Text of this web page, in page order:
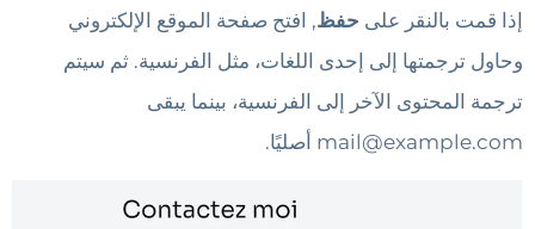
إذا قمت بالنقر على حفظ, افتح صفحة الموقع الإلكتروني
وحاول ترجمتها إلى إحدى اللغات، مثل الفرنسية. ثم سيتم
ترجمة المحتوى الآخر إلى الفرنسية، بينما يبقى
mail@example.com أصليًا.